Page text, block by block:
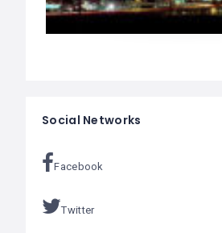
Social Networks
Facebook
Twitter